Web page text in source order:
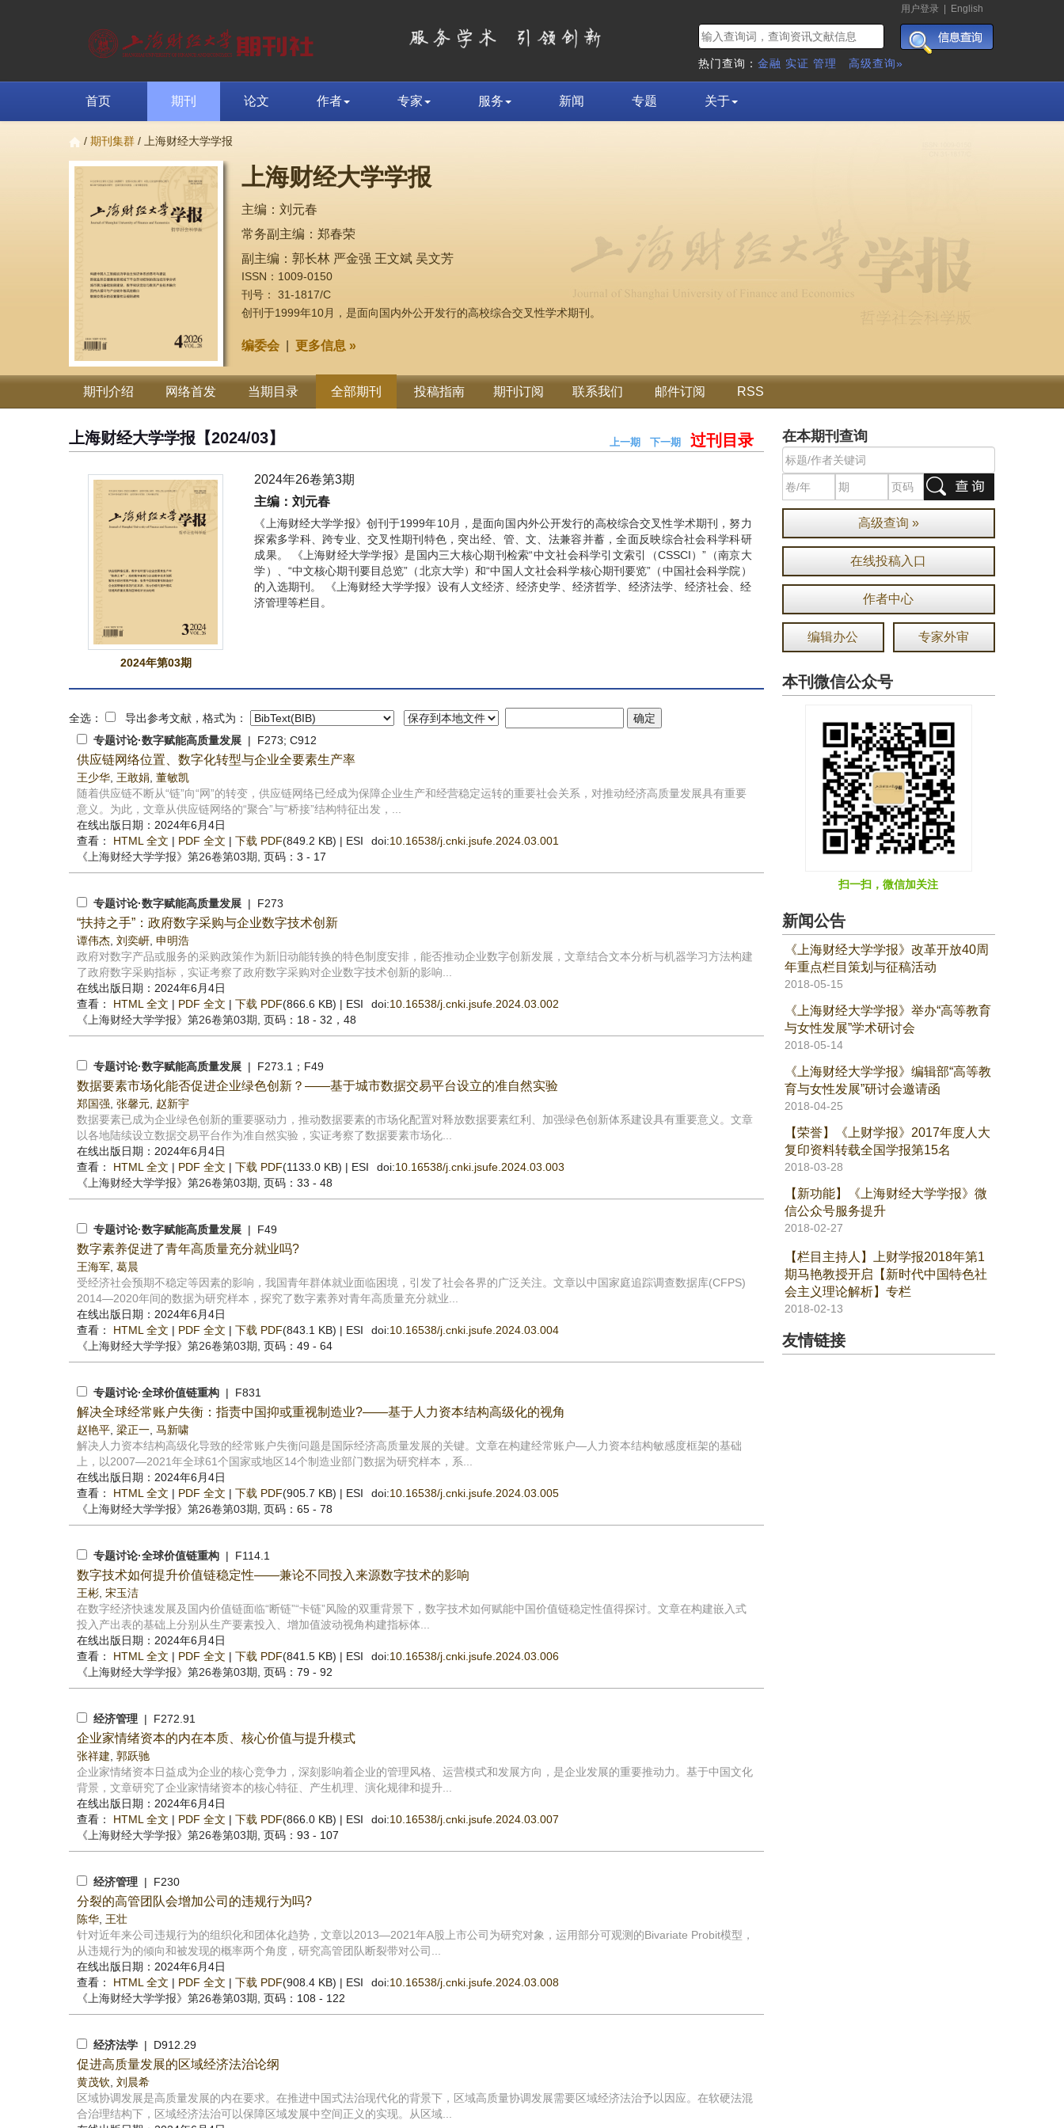
用户登录 English
热门查询： 金融 实证 管理 高级查询»
首页 期刊 论文 作者 专家 服务 新闻 专题 关于
/ 期刊集群 / 上海财经大学学报
上海财经大学学报
主编：刘元春
常务副主编：郑春荣
副主编：郭长林 严金强 王文斌 吴文芳
ISSN：1009-0150
刊号： 31-1817/C
创刊于1999年10月，是面向国内外公开发行的高校综合交叉性学术期刊。
编委会 更多信息 »
期刊介绍 网络首发 当期目录 全部期刊 投稿指南 期刊订阅 联系我们 邮件订阅 RSS
上海财经大学学报 【2024/03】 上一期 下一期过刊目录
2024年第03期
2024年26卷第3期
主编：刘元春
《上海财经大学学报》创刊于1999年10月，是面向国内外公开发行的高校综合交叉性学术期刊，努力
探索多学科、跨专业、交叉性期刊特色，突出经、管、文、法兼容并蓄，全面反映综合社会科学科研
成果。 《上海财经大学学报》是国内三大核心期刊检索“中文社会科学引文索引（CSSCI）”（南京大
学）、“中文核心期刊要目总览”（北京大学）和“中国人文社会科学核心期刊要览”（中国社会科学院）
的入选期刊。 《上海财经大学学报》设有人文经济、经济史学、经济哲学、经济法学、经济社会、经
济管理等栏目。
全选：
导出参考文献，格式为：
专题讨论·数字赋能高质量发展 | F273; C912
供应链网络位置、数字化转型与企业全要素生产率
王少华, 王敢娟, 董敏凯
随着供应链不断从“链”向“网”的转变，供应链网络已经成为保障企业生产和经营稳定运转的重要社会关系，对推动经济高质量发展具有重要
意义。为此，文章从供应链网络的“聚合”与“桥接”结构特征出发，...
在线出版日期：2024年6月4日
查看： HTML 全文 | PDF 全文 | 下载 PDF(849.2 KB) | ESI doi:10.16538/j.cnki.jsufe.2024.03.001
《上海财经大学学报》 第26卷第03期, 页码：3 - 17
专题讨论·数字赋能高质量发展 | F273
“扶持之手”：政府数字采购与企业数字技术创新
谭伟杰, 刘奕岍, 申明浩
政府对数字产品或服务的采购政策作为新旧动能转换的特色制度安排，能否推动企业数字创新发展，文章结合文本分析与机器学习方法构建
了政府数字采购指标，实证考察了政府数字采购对企业数字技术创新的影响...
在线出版日期：2024年6月4日
查看： HTML 全文 | PDF 全文 | 下载 PDF(866.6 KB) | ESI doi:10.16538/j.cnki.jsufe.2024.03.002
《上海财经大学学报》 第26卷第03期, 页码：18 - 32，48
专题讨论·数字赋能高质量发展 | F273.1；F49
数据要素市场化能否促进企业绿色创新？——基于城市数据交易平台设立的准自然实验
郑国强, 张馨元, 赵新宇
数据要素已成为企业绿色创新的重要驱动力，推动数据要素的市场化配置对释放数据要素红利、加强绿色创新体系建设具有重要意义。文章
以各地陆续设立数据交易平台作为准自然实验，实证考察了数据要素市场化...
在线出版日期：2024年6月4日
查看： HTML 全文 | PDF 全文 | 下载 PDF(1133.0 KB) | ESI doi:10.16538/j.cnki.jsufe.2024.03.003
《上海财经大学学报》 第26卷第03期, 页码：33 - 48
专题讨论·数字赋能高质量发展 | F49
数字素养促进了青年高质量充分就业吗?
王海军, 葛晨
受经济社会预期不稳定等因素的影响，我国青年群体就业面临困境，引发了社会各界的广泛关注。文章以中国家庭追踪调查数据库(CFPS)
2014—2020年间的数据为研究样本，探究了数字素养对青年高质量充分就业...
在线出版日期：2024年6月4日
查看： HTML 全文 | PDF 全文 | 下载 PDF(843.1 KB) | ESI doi:10.16538/j.cnki.jsufe.2024.03.004
《上海财经大学学报》 第26卷第03期, 页码：49 - 64
专题讨论·全球价值链重构 | F831
解决全球经常账户失衡：指责中国抑或重视制造业?——基于人力资本结构高级化的视角
赵艳平, 梁正一, 马新啸
解决人力资本结构高级化导致的经常账户失衡问题是国际经济高质量发展的关键。文章在构建经常账户—人力资本结构敏感度框架的基础
上，以2007—2021年全球61个国家或地区14个制造业部门数据为研究样本，系...
在线出版日期：2024年6月4日
查看： HTML 全文 | PDF 全文 | 下载 PDF(905.7 KB) | ESI doi:10.16538/j.cnki.jsufe.2024.03.005
《上海财经大学学报》 第26卷第03期, 页码：65 - 78
专题讨论·全球价值链重构 | F114.1
数字技术如何提升价值链稳定性——兼论不同投入来源数字技术的影响
王彬, 宋玉洁
在数字经济快速发展及国内价值链面临“断链”“卡链”风险的双重背景下，数字技术如何赋能中国价值链稳定性值得探讨。文章在构建嵌入式
投入产出表的基础上分别从生产要素投入、增加值波动视角构建指标体...
在线出版日期：2024年6月4日
查看： HTML 全文 | PDF 全文 | 下载 PDF(841.5 KB) | ESI doi:10.16538/j.cnki.jsufe.2024.03.006
《上海财经大学学报》 第26卷第03期, 页码：79 - 92
经济管理 | F272.91
企业家情绪资本的内在本质、核心价值与提升模式
张祥建, 郭跃驰
企业家情绪资本日益成为企业的核心竞争力，深刻影响着企业的管理风格、运营模式和发展方向，是企业发展的重要推动力。基于中国文化
背景，文章研究了企业家情绪资本的核心特征、产生机理、演化规律和提升...
在线出版日期：2024年6月4日
查看： HTML 全文 | PDF 全文 | 下载 PDF(866.0 KB) | ESI doi:10.16538/j.cnki.jsufe.2024.03.007
《上海财经大学学报》 第26卷第03期, 页码：93 - 107
经济管理 | F230
分裂的高管团队会增加公司的违规行为吗?
陈华, 王壮
针对近年来公司违规行为的组织化和团体化趋势，文章以2013—2021年A股上市公司为研究对象，运用部分可观测的Bivariate Probit模型，
从违规行为的倾向和被发现的概率两个角度，研究高管团队断裂带对公司...
在线出版日期：2024年6月4日
查看： HTML 全文 | PDF 全文 | 下载 PDF(908.4 KB) | ESI doi:10.16538/j.cnki.jsufe.2024.03.008
《上海财经大学学报》 第26卷第03期, 页码：108 - 122
经济法学 | D912.29
促进高质量发展的区域经济法治论纲
黄茂钦, 刘晨希
区域协调发展是高质量发展的内在要求。在推进中国式法治现代化的背景下，区域高质量协调发展需要区域经济法治予以因应。在软硬法混
合治理结构下，区域经济法治可以保障区域发展中空间正义的实现。从区域...
在本期刊查询
高级查询 »
在线投稿入口
作者中心
编辑办公 专家外审
本刊微信公众号
扫一扫，微信加关注
新闻公告
《上海财经大学学报》改革开放40周
年重点栏目策划与征稿活动
2018-05-15
《上海财经大学学报》举办“高等教育
与女性发展”学术研讨会
2018-05-14
《上海财经大学学报》编辑部“高等教
育与女性发展”研讨会邀请函
2018-04-25
【荣誉】《上财学报》2017年度人大
复印资料转载全国学报第15名
2018-03-28
【新功能】《上海财经大学学报》微
信公众号服务提升
2018-02-27
【栏目主持人】上财学报2018年第1
期马艳教授开启【新时代中国特色社
会主义理论解析】专栏
2018-02-13
友情链接